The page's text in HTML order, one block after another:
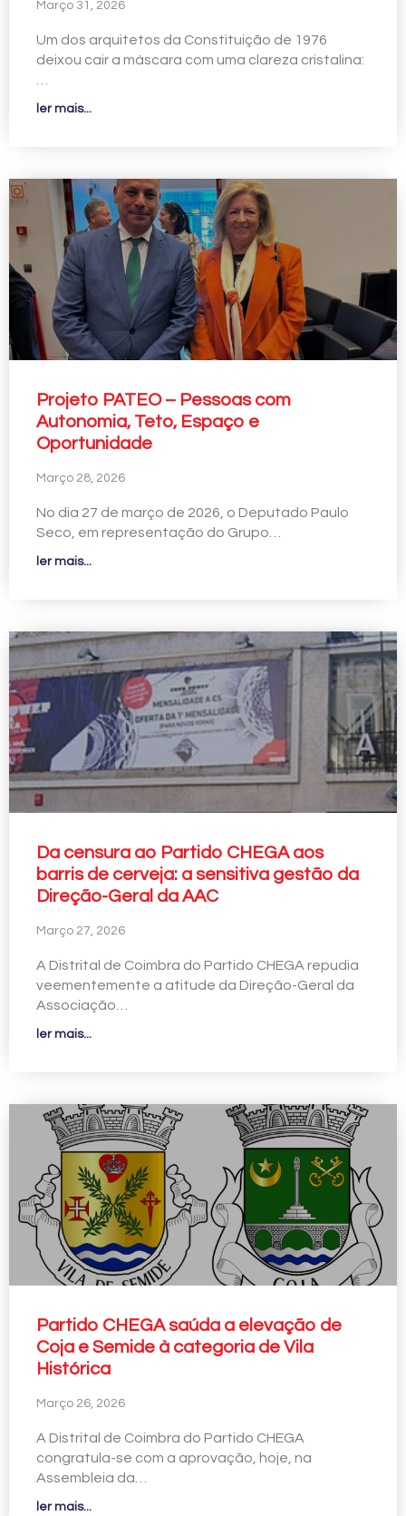
Março 31, 2026
Um dos arquitetos da Constituição de 1976
deixou cair a máscara com uma clareza cristalina:
ler mais...
Projeto PATEO – Pessoas com
Autonomia, Teto, Espaço e
Oportunidade
Março 28, 2026
No dia 27 de março de 2026, o Deputado Paulo
Seco, em representação do Grupo…
ler mais...
Da censura ao Partido CHEGA aos
barris de cerveja: a sensitiva gestão da
Direção-Geral da AAC
Março 27, 2026
A Distrital de Coimbra do Partido CHEGA repudia
veementemente a atitude da Direção-Geral da
Associação…
ler mais...
Partido CHEGA saúda a elevação de
Coja e Semide à categoria de Vila
Histórica
Março 26, 2026
A Distrital de Coimbra do Partido CHEGA
congratula-se com a aprovação, hoje, na
Assembleia da…
ler mais...